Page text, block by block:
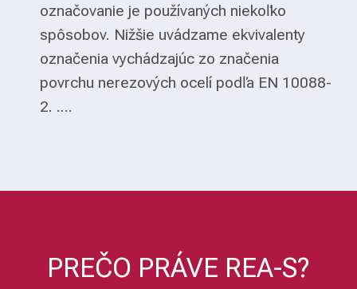
označovanie je používaných niekoľko
spôsobov. Nižšie uvádzame ekvivalenty
označenia vychádzajúc zo značenia
povrchu nerezových ocelí podľa EN 10088-
2. ....
PREČO PRÁVE REA-S?